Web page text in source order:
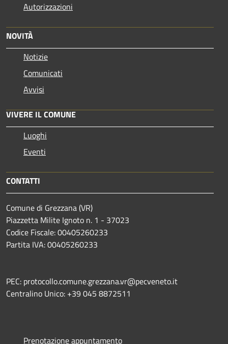
Autorizzazioni
NOVITÀ
Notizie
Comunicati
Avvisi
VIVERE IL COMUNE
Luoghi
Eventi
CONTATTI
Comune di Grezzana (VR)
Piazzetta Milite Ignoto n. 1 - 37023
Codice Fiscale: 00405260233
Partita IVA: 00405260233
PEC: protocollo.comune.grezzana.vr@pecveneto.it
Centralino Unico: +39 045 8872511
Prenotazione appuntamento